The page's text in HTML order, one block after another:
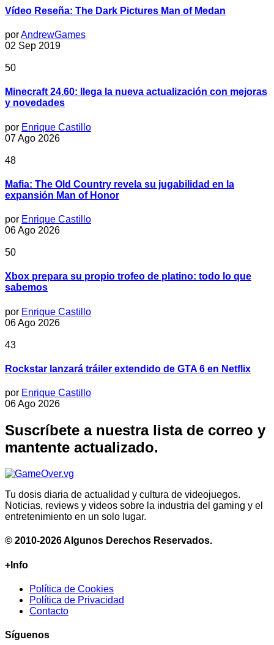
Vídeo Reseña: The Dark Pictures Man of Medan
porAndrewGames
02 Sep 2019
50
Minecraft 24.60: llega la nueva actualización con mejoras
y novedades
por Enrique Castillo
07 Ago 2026
48
Mafia: The Old Country revela su jugabilidad en la
expansión Man of Honor
por Enrique Castillo
06 Ago 2026
50
Xbox prepara su propio trofeo de platino: todo lo que
sabemos
por Enrique Castillo
06 Ago 2026
43
Rockstar lanzará tráiler extendido de GTA 6 en Netflix
por Enrique Castillo
06 Ago 2026
Suscríbete a nuestra lista de correo y
mantente actualizado.
Tu dosis diaria de actualidad y cultura de videojuegos.
Noticias, reviews y videos sobre la industria del gaming y el
entretenimiento en un solo lugar.
© 2010-2026 Algunos Derechos Reservados.
+Info
Política de Cookies
Política de Privacidad
Contacto
Síguenos